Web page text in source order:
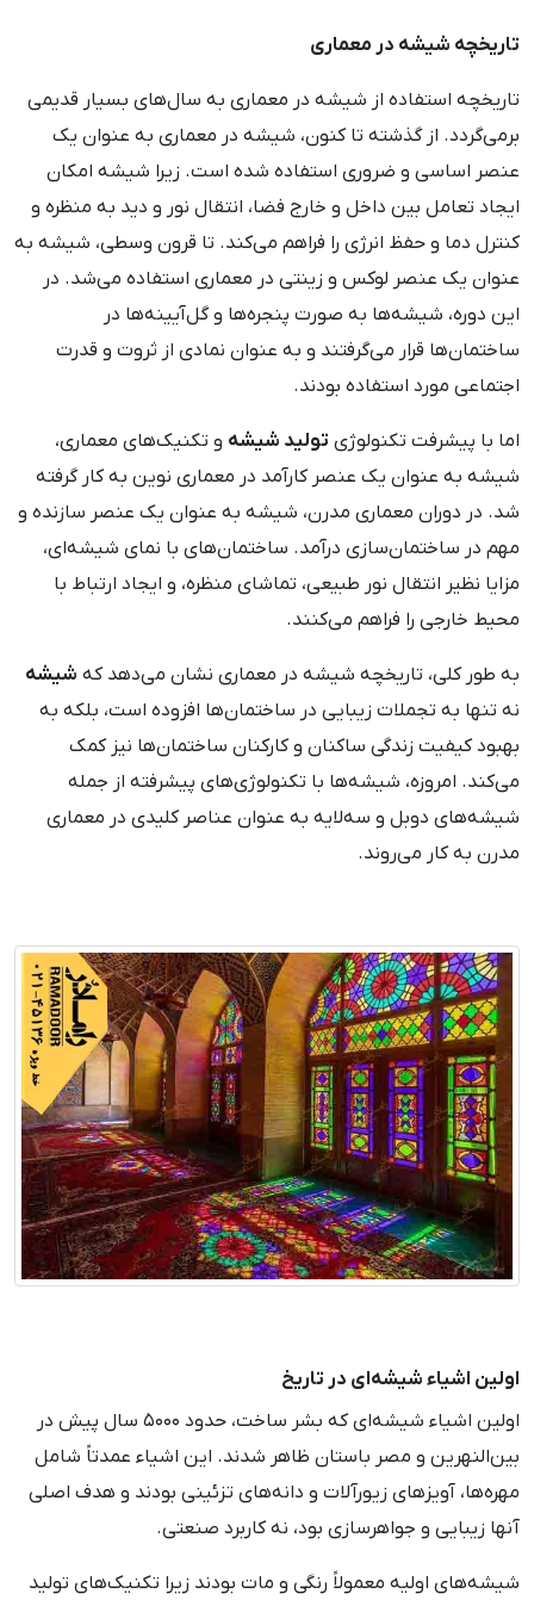
تاریخچه شیشه در معماری
تاریخچه استفاده از شیشه در معماری به سال‌های بسیار قدیمی
برمی‌گردد. از گذشته تا کنون، شیشه در معماری به عنوان یک
عنصر اساسی و ضروری استفاده شده است. زیرا شیشه امکان
ایجاد تعامل بین داخل و خارج فضا، انتقال نور و دید به منظره و
کنترل دما و حفظ انرژی را فراهم می‌کند. تا قرون وسطی، شیشه به
عنوان یک عنصر لوکس و زینتی در معماری استفاده می‌شد. در
این دوره، شیشه‌ها به صورت پنجره‌ها و گل‌آیینه‌ها در
ساختمان‌ها قرار می‌گرفتند و به عنوان نمادی از ثروت و قدرت
اجتماعی مورد استفاده بودند.
اما با پیشرفت تکنولوژی تولید شیشه و تکنیک‌های معماری،
شیشه به عنوان یک عنصر کارآمد در معماری نوین به کار گرفته
شد. در دوران معماری مدرن، شیشه به عنوان یک عنصر سازنده و
مهم در ساختمان‌سازی درآمد. ساختمان‌های با نمای شیشه‌ای،
مزایا نظیر انتقال نور طبیعی، تماشای منظره، و ایجاد ارتباط با
محیط خارجی را فراهم می‌کنند.
به طور کلی، تاریخچه شیشه در معماری نشان می‌دهد که شیشه
نه تنها به تجملات زیبایی در ساختمان‌ها افزوده است، بلکه به
بهبود کیفیت زندگی ساکنان و کارکنان ساختمان‌ها نیز کمک
می‌کند. امروزه، شیشه‌ها با تکنولوژی‌های پیشرفته از جمله
شیشه‌های دوبل و سه‌لایه به عنوان عناصر کلیدی در معماری
مدرن به کار می‌روند.
اولین اشیاء شیشه‌ای در تاریخ
اولین اشیاء شیشه‌ای که بشر ساخت، حدود ۵۰۰۰ سال پیش در
بین‌النهرین و مصر باستان ظاهر شدند. این اشیاء عمدتاً شامل
مهره‌ها، آویزهای زیورآلات و دانه‌های تزئینی بودند و هدف اصلی
آنها زیبایی و جواهرسازی بود، نه کاربرد صنعتی.
شیشه‌های اولیه معمولاً رنگی و مات بودند زیرا تکنیک‌های تولید